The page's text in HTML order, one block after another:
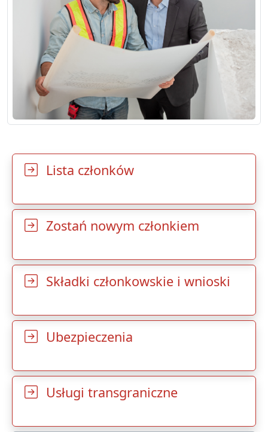
Lista członków
Zostań nowym członkiem
Składki członkowskie i wnioski
Ubezpieczenia
Usługi transgraniczne